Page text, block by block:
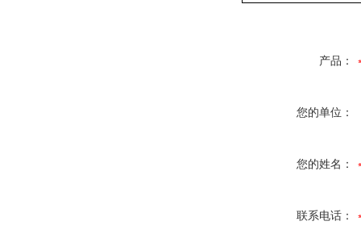
产品：
您的单位：
您的姓名：
联系电话：